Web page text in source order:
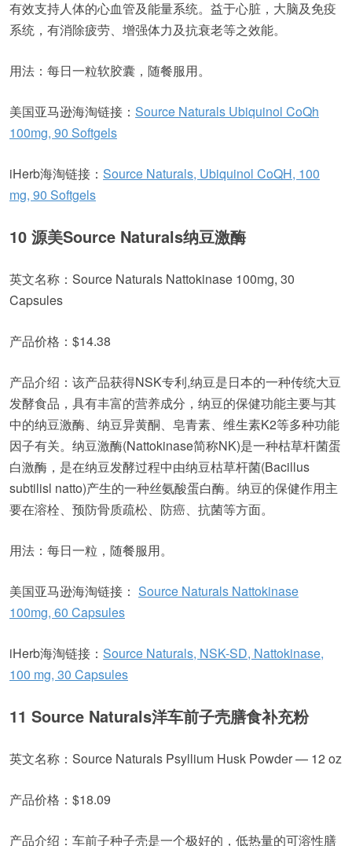
有效支持人体的心血管及能量系统。益于心脏，大脑及免疫
系统，有消除疲劳、增强体力及抗衰老等之效能。
用法：每日一粒软胶囊，随餐服用。
美国亚马逊海淘链接： Source Naturals Ubiquinol CoQh
100mg, 90 Softgels
iHerb海淘链接： Source Naturals, Ubiquinol CoQH, 100
mg, 90 Softgels
10 源美Source Naturals纳豆激酶
英文名称：Source Naturals Nattokinase 100mg, 30
Capsules
产品价格：$14.38
产品介绍：该产品获得NSK专利,纳豆是日本的一种传统大豆
发酵食品，具有丰富的营养成分，纳豆的保健功能主要与其
中的纳豆激酶、纳豆异黄酮、皂青素、维生素K2等多种功能
因子有关。纳豆激酶(Nattokinase简称NK)是一种枯草杆菌蛋
白激酶，是在纳豆发酵过程中由纳豆枯草杆菌(Bacillus
subtilisl natto)产生的一种丝氨酸蛋白酶。纳豆的保健作用主
要在溶栓、预防骨质疏松、防癌、抗菌等方面。
用法：每日一粒，随餐服用。
美国亚马逊海淘链接： Source Naturals Nattokinase
100mg, 60 Capsules
iHerb海淘链接： Source Naturals, NSK-SD, Nattokinase,
100 mg, 30 Capsules
11 Source Naturals洋车前子壳膳食补充粉
英文名称：Source Naturals Psyllium Husk Powder — 12 oz
产品价格：$18.09
产品介绍：车前子种子壳是一个极好的，低热量的可溶性膳